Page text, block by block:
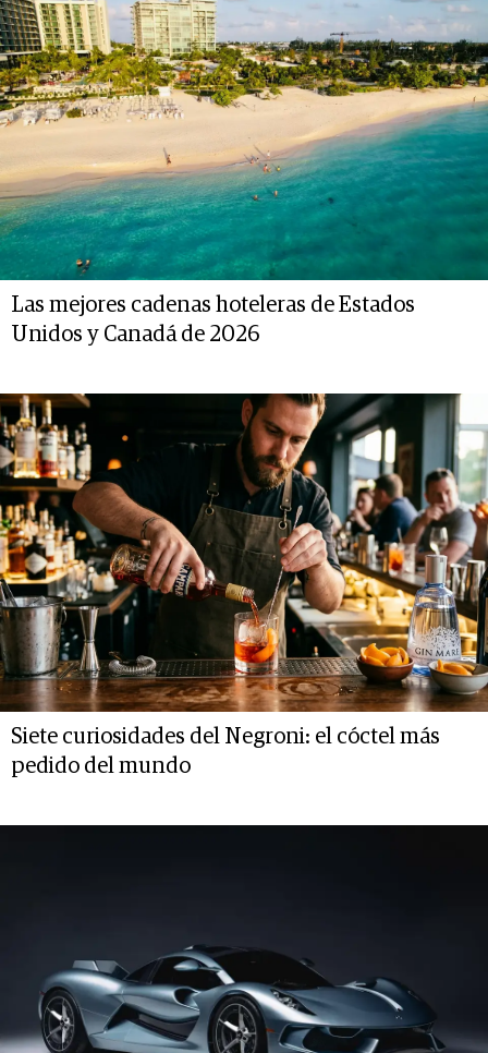
Las mejores cadenas hoteleras de Estados
Unidos y Canadá de 2026
Siete curiosidades del Negroni: el cóctel más
pedido del mundo